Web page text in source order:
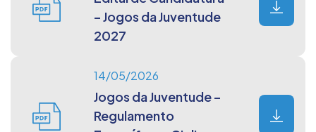
– Jogos da Juventude
2027
14/05/2026
Jogos da Juventude –
Regulamento